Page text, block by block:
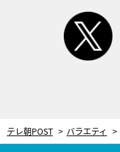
テレ朝POST バラエティ